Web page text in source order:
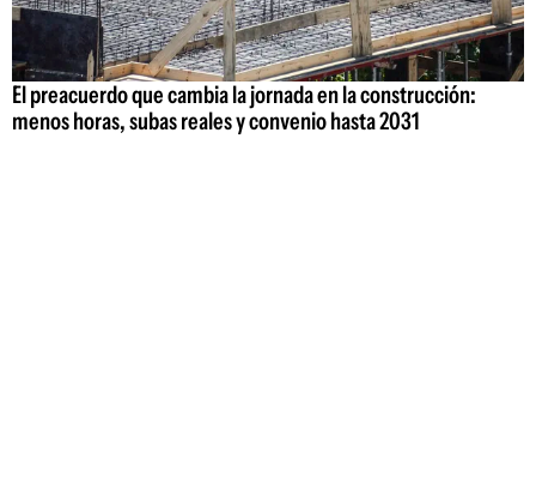
El preacuerdo que cambia la jornada en la construcción:
menos horas, subas reales y convenio hasta 2031